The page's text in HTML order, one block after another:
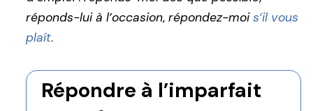
réponds-lui à l’occasion, répondez-mois’il vous
plaît.
Répondre à l’imparfait